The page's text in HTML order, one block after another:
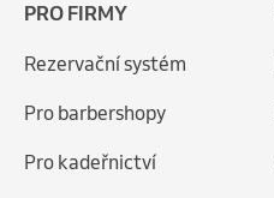
PRO FIRMY
Rezervační systém
Pro barbershopy
Pro kadeřnictví